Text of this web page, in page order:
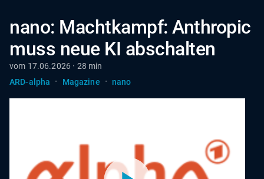
nano: Machtkampf: Anthropic
muss neue KI abschalten
vom 17.06.2026 · 28 min
ARD-alpha
· Magazine · nano